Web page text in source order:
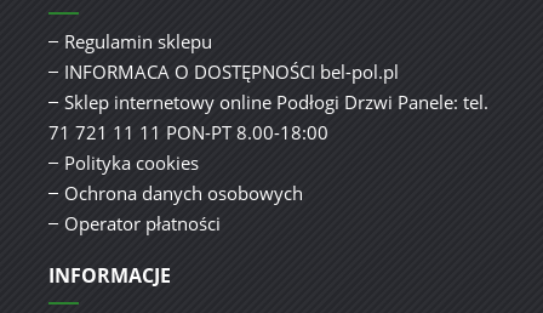
Regulamin sklepu
INFORMACA O DOSTĘPNOŚCI bel-pol.pl
Sklep internetowy online Podłogi Drzwi Panele: tel.
71 721 11 11 PON-PT 8.00-18:00
Polityka cookies
Ochrona danych osobowych
Operator płatności
INFORMACJE